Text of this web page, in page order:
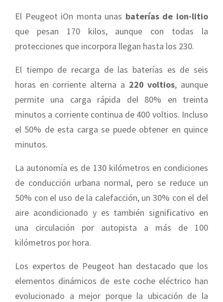
El Peugeot iOn monta unas baterías de ion-litio
que pesan 170 kilos, aunque con todas la
protecciones que incorpora llegan hasta los 230.
El tiempo de recarga de las baterías es de seis
horas en corriente alterna a 220 voltios, aunque
permite una carga rápida del 80% en treinta
minutos a corriente continua de 400 voltios. Incluso
el 50% de esta carga se puede obtener en quince
minutos.
La autonomía es de 130 kilómetros en condiciones
de conducción urbana normal, pero se reduce un
50% con el uso de la calefacción, un 30% con el del
aire acondicionado y es también significativo en
una circulación por autopista a más de 100
kilómetros por hora.
Los expertos de Peugeot han destacado que los
elementos dinámicos de este coche eléctrico han
evolucionado a mejor porque la ubicación de la